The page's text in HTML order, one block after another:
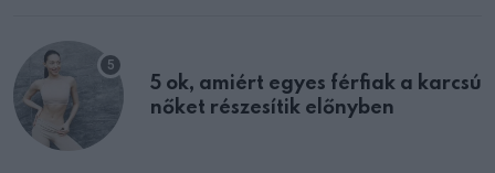
5 ok, amiért egyes férfiak a karcsú
nőket részesítik előnyben